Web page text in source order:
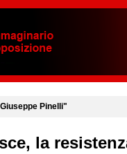
Pinelli"
la